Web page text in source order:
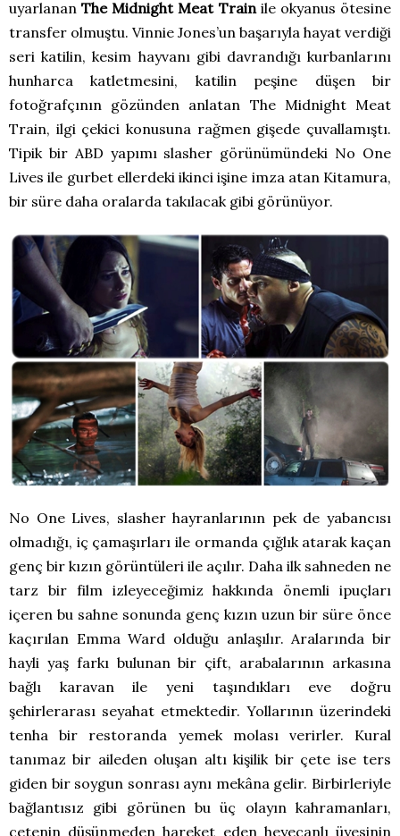
uyarlananThe Midnight Meat Trainile okyanus ötesine
transfer olmuştu. Vinnie Jones’un başarıyla hayat verdiği
seri katilin, kesim hayvanı gibi davrandığı kurbanlarını
hunharca katletmesini, katilin peşine düşen bir
fotoğrafçının gözünden anlatan The Midnight Meat
Train, ilgi çekici konusuna rağmen gişede çuvallamıştı.
Tipik bir ABD yapımı slasher görünümündeki No One
Lives ile gurbet ellerdeki ikinci işine imza atan Kitamura,
bir süre daha oralarda takılacak gibi görünüyor.
No One Lives, slasher hayranlarının pek de yabancısı
olmadığı, iç çamaşırları ile ormanda çığlık atarak kaçan
genç bir kızın görüntüleri ile açılır. Daha ilk sahneden ne
tarz bir film izleyeceğimiz hakkında önemli ipuçları
içeren bu sahne sonunda genç kızın uzun bir süre önce
kaçırılan Emma Ward olduğu anlaşılır. Aralarında bir
hayli yaş farkı bulunan bir çift, arabalarının arkasına
bağlı karavan ile yeni taşındıkları eve doğru
şehirlerarası seyahat etmektedir. Yollarının üzerindeki
tenha bir restoranda yemek molası verirler. Kural
tanımaz bir aileden oluşan altı kişilik bir çete ise ters
giden bir soygun sonrası aynı mekâna gelir. Birbirleriyle
bağlantısız gibi görünen bu üç olayın kahramanları,
çetenin düşünmeden hareket eden heyecanlı üyesinin